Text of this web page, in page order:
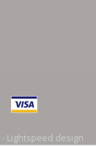
- Lightspeed design